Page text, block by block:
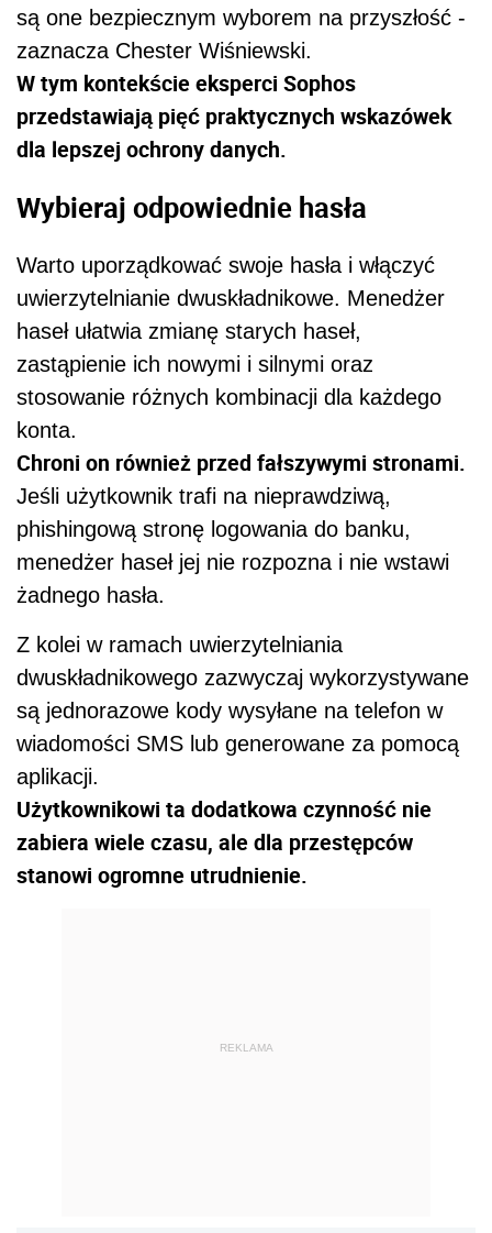
są one bezpiecznym wyborem na przyszłość -
zaznacza Chester Wiśniewski.
W tym kontekście eksperci Sophos
przedstawiają pięć praktycznych wskazówek
dla lepszej ochrony danych.
Wybieraj odpowiednie hasła
Warto uporządkować swoje hasła i włączyć
uwierzytelnianie dwuskładnikowe. Menedżer
haseł ułatwia zmianę starych haseł,
zastąpienie ich nowymi i silnymi oraz
stosowanie różnych kombinacji dla każdego
konta.
Chroni on również przed fałszywymi stronami.
Jeśli użytkownik trafi na nieprawdziwą,
phishingową stronę logowania do banku,
menedżer haseł jej nie rozpozna i nie wstawi
żadnego hasła.
Z kolei w ramach uwierzytelniania
dwuskładnikowego zazwyczaj wykorzystywane
są jednorazowe kody wysyłane na telefon w
wiadomości SMS lub generowane za pomocą
aplikacji.
Użytkownikowi ta dodatkowa czynność nie
zabiera wiele czasu, ale dla przestępców
stanowi ogromne utrudnienie.
REKLAMA